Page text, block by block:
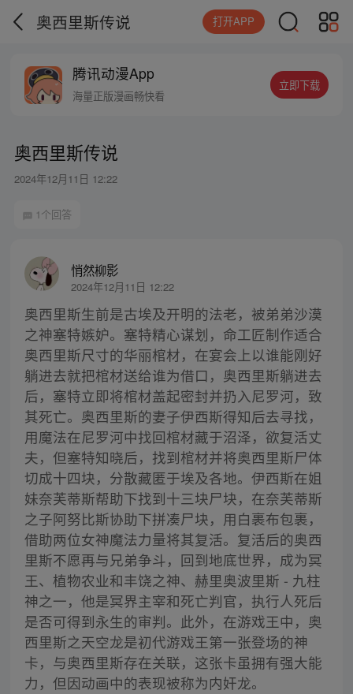
奥西里斯传说 打开APP
腾讯动漫App
海量正版漫画畅快看
立即下载
奥西里斯传说
2024年12月11日 12:22
1个回答
悄然柳影
2024年12月11日 12:22
奥西里斯生前是古埃及开明的法老，被弟弟沙漠
之神塞特嫉妒。塞特精心谋划，命工匠制作适合
奥西里斯尺寸的华丽棺材，在宴会上以谁能刚好
躺进去就把棺材送给谁为借口，奥西里斯躺进去
后，塞特立即将棺材盖起密封并扔入尼罗河，致
其死亡。奥西里斯的妻子伊西斯得知后去寻找，
用魔法在尼罗河中找回棺材藏于沼泽，欲复活丈
夫，但塞特知晓后，找到棺材并将奥西里斯尸体
切成十四块，分散藏匿于埃及各地。伊西斯在姐
妹奈芙蒂斯帮助下找到十三块尸块，在奈芙蒂斯
之子阿努比斯协助下拼凑尸块，用白裹布包裹，
借助两位女神魔法力量将其复活。复活后的奥西
里斯不愿再与兄弟争斗，回到地底世界，成为冥
王、植物农业和丰饶之神、赫里奥波里斯 - 九柱
神之一，他是冥界主宰和死亡判官，执行人死后
是否可得到永生的审判。此外，在游戏王中，奥
西里斯之天空龙是初代游戏王第一张登场的神
卡，与奥西里斯存在关联，这张卡虽拥有强大能
力，但因动画中的表现被称为内奸龙。